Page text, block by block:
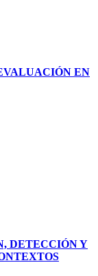
EN
DETECCIÓN Y